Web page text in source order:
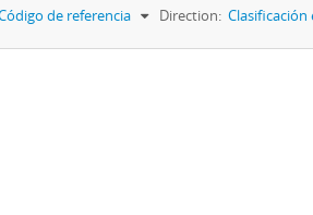
de referencia Direction: